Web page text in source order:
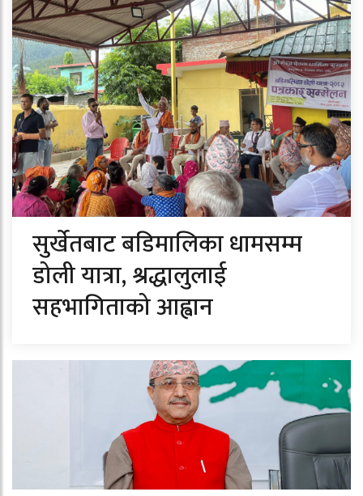
सुर्खेतबाट बडिमालिका धामसम्म
डोली यात्रा, श्रद्धालुलाई
सहभागिताको आह्वान